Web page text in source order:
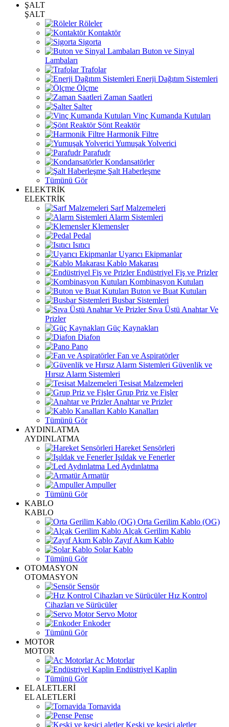
ŞALT
ŞALT
Röleler
Kontaktör
Sigorta
Buton ve Sinyal
Lambaları
Trafolar
Enerji Dağıtım Sistemleri
Ölçme
Zaman Saatleri
Şalter
Vinç Kumanda Kutuları
Şönt Reaktör
Harmonik Filtre
Yumuşak Yolverici
Parafudr
Kondansatörler
Şalt Haberleşme
Tümünü Gör
ELEKTRİK
ELEKTRİK
Sarf Malzemeleri
Alarm Sistemleri
Klemensler
Pedal
Isıtıcı
Uyarıcı Ekipmanlar
Kablo Makarası
Endüstriyel Fiş ve Prizler
Kombinasyon Kutuları
Buton ve Buat Kutuları
Busbar Sistemleri
Sıva Üstü Anahtar Ve
Prizler
Güç Kaynakları
Diafon
Pano
Fan ve Aspiratörler
Güvenlik ve
Hırsız Alarm Sistemleri
Tesisat Malzemeleri
Grup Priz ve Fişler
Anahtar ve Prizler
Kablo Kanalları
Tümünü Gör
AYDINLATMA
AYDINLATMA
Hareket Sensörleri
Işıldak ve Fenerler
Led Aydınlatma
Armatür
Ampuller
Tümünü Gör
KABLO
KABLO
Orta Gerilim Kablo (OG)
Alçak Gerilim Kablo
Zayıf Akım Kablo
Solar Kablo
Tümünü Gör
OTOMASYON
OTOMASYON
Sensör
Hız Kontrol
Cihazları ve Sürücüler
Servo Motor
Enkoder
Tümünü Gör
MOTOR
MOTOR
Ac Motorlar
Endüstriyel Kaplin
Tümünü Gör
EL ALETLERİ
EL ALETLERİ
Tornavida
Pense
Keski ve kesici aletler